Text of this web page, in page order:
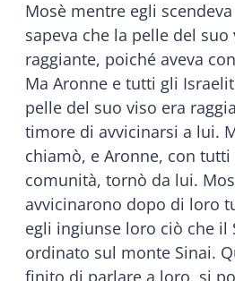
Mosè mentre egli
sapeva che la pelle del
raggiante, poiché aveva
Ma Aronne e tutti gli
pelle del suo viso era
timore di avvicinarsi a lui.
chiamò, e Aronne, con
comunità, tornò da lui.
avvicinarono dopo di loro
egli ingiunse loro ciò che il
ordinato sul monte Sinai.